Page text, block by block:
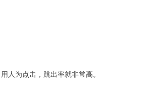
人为点击，跳出率就非常高。